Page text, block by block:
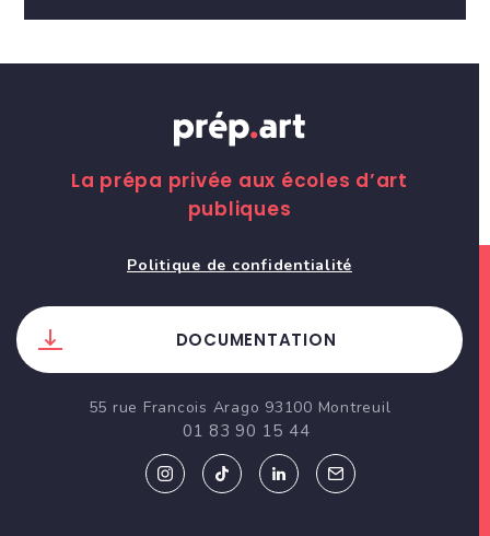
La prépa privée aux écoles d’art
publiques
Politique de confidentialité
DOCUMENTATION
55 rue Francois Arago 93100 Montreuil
01 83 90 15 44